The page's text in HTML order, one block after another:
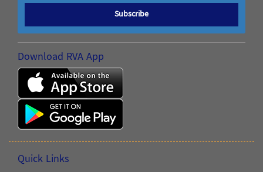
Subscribe
Download RVA App
Quick Links